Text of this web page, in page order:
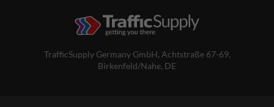
TrafficSupply Germany GmbH, Achtstraße 67-69,
Birkenfeld/Nahe, DE